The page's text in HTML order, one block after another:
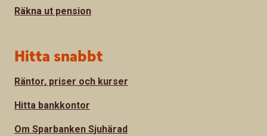
Räkna ut pension
Hitta snabbt
Räntor, priser och kurser
Hitta bankkontor
Om Sparbanken Sjuhärad